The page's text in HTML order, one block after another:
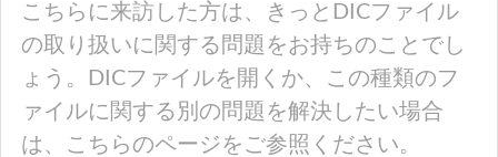
こちらに来訪した方は、きっとDICファイル
の取り扱いに関する問題をお持ちのことでし
ょう。DICファイルを開くか、この種類のフ
ァイルに関する別の問題を解決したい場合
は、こちらのページをご参照ください。